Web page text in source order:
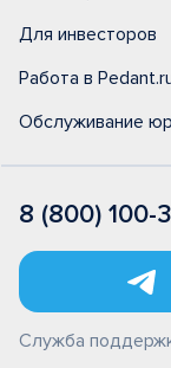
Для инвесторов
Работа в
Обслуживание
8 (800) 100-
Служба